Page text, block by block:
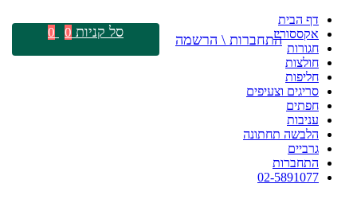
דף הבית
אקססוריז
חגורות
חולצות
חליפות
סריגים וצעיפים
חפתים
עניבות
הלבשה תחתונה
גרביים
התחברות
02-5891077
התחברות \ הרשמה סל קניות 0
0